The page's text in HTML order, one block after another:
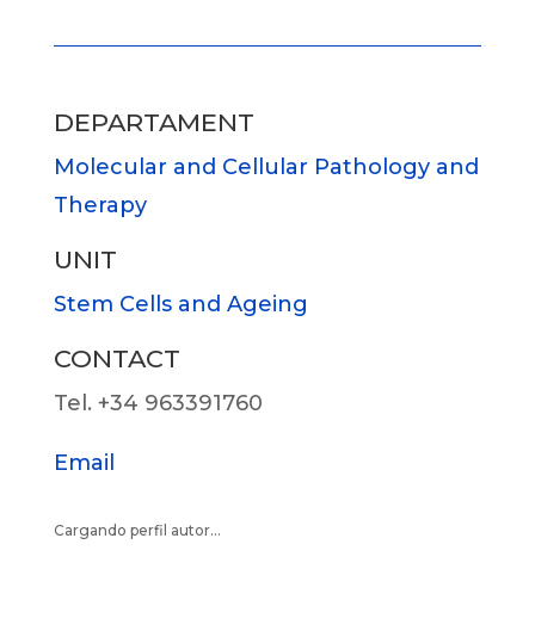
DEPARTAMENT
Molecular and Cellular Pathology and
Therapy
UNIT
Stem Cells and Ageing
CONTACT
Tel. +34 963391760
Email
Cargando perfil autor...